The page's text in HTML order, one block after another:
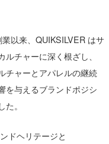
以来、QUIKSILVER はサ
チャーに深く根ざし、
チャーとアパレルの継続
を与えるブランドポジシ
。
ドヘリテージと